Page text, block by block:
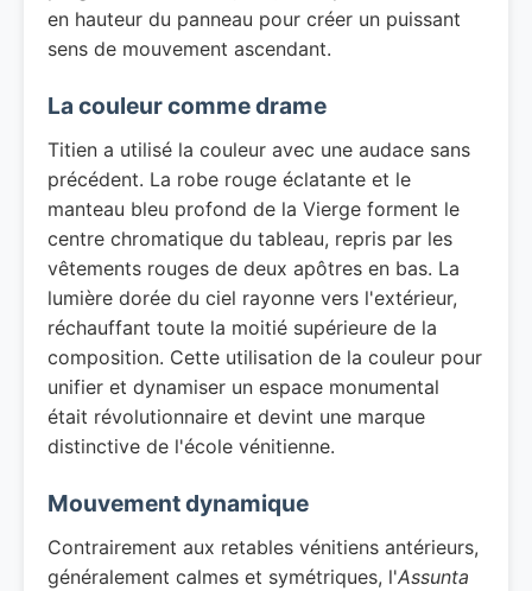
en hauteur du panneau pour créer un puissant
sens de mouvement ascendant.
La couleur comme drame
Titien a utilisé la couleur avec une audace sans
précédent. La robe rouge éclatante et le
manteau bleu profond de la Vierge forment le
centre chromatique du tableau, repris par les
vêtements rouges de deux apôtres en bas. La
lumière dorée du ciel rayonne vers l'extérieur,
réchauffant toute la moitié supérieure de la
composition. Cette utilisation de la couleur pour
unifier et dynamiser un espace monumental
était révolutionnaire et devint une marque
distinctive de l'école vénitienne.
Mouvement dynamique
Contrairement aux retables vénitiens antérieurs,
généralement calmes et symétriques, l'Assunta